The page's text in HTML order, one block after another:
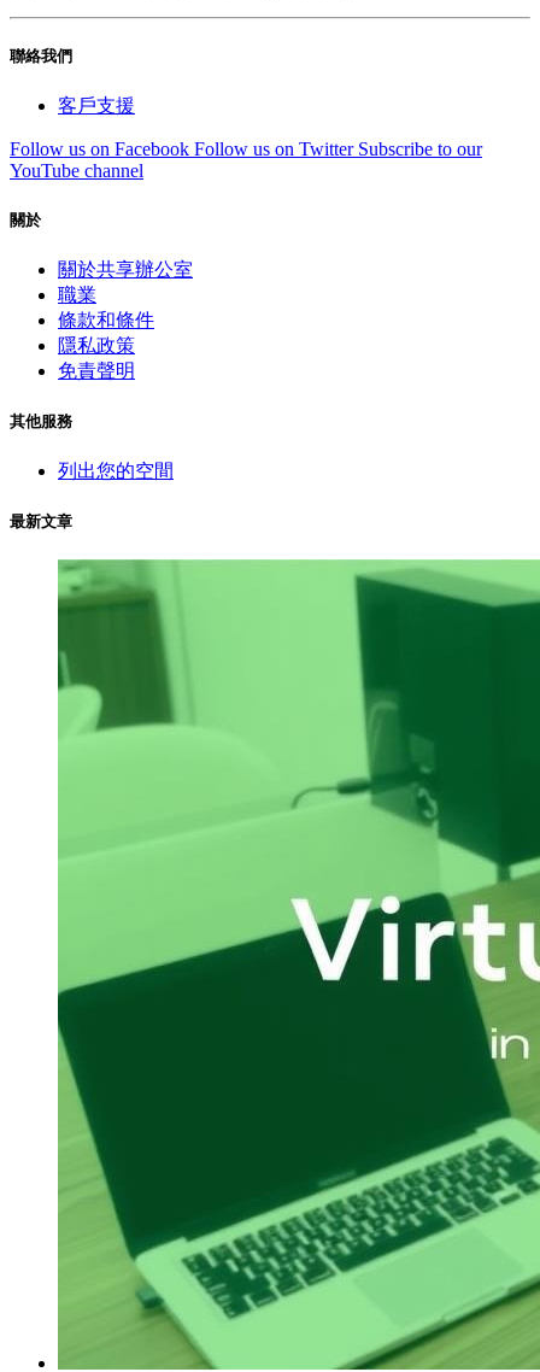
聯絡我們
客戶支援
Follow us on Facebook Follow us on Twitter Subscribe to our
YouTube channel
關於
關於共享辦公室
職業
條款和條件
隱私政策
免責聲明
其他服務
列出您的空間
最新文章